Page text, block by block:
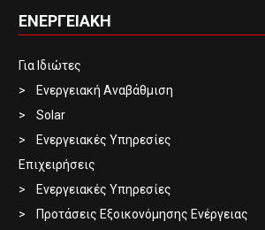
ΕΝΕΡΓΕΙΑΚΗ
Για Ιδιώτες
Ενεργειακή Αναβάθμιση
Solar
Ενεργειακές Υπηρεσίες
Επιχειρήσεις
Ενεργειακές Υπηρεσίες
Προτάσεις Εξοικονόμησης Ενέργειας